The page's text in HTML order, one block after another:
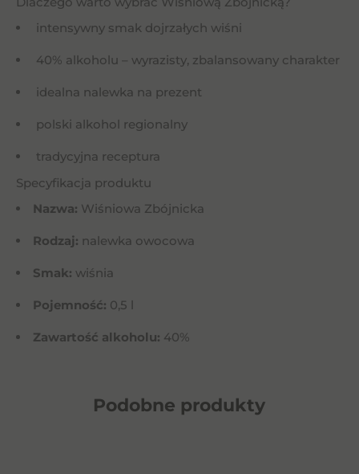
intensywny smak dojrzałych wiśni
40% alkoholu – wyrazisty, zbalansowany charakter
idealna nalewka na prezent
polski alkohol regionalny
tradycyjna receptura
Specyfikacja produktu
Nazwa: Wiśniowa Zbójnicka
Rodzaj: nalewka owocowa
Smak: wiśnia
Pojemność: 0,5 l
Zawartość alkoholu: 40%
Podobne produkty